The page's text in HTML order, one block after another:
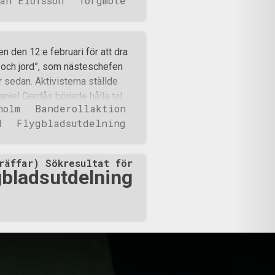
aktioner. På
åskådare, vilket
behövde även
ansökan samma dag och
någonstans i byn och
förbipasserande. Detta
den 12:e februari för att dra
jord”, som nästeschefen
sedan. Aktivisterna ställde
Gerdås började hålla tal.
en del av naturen. Människan
allt annat levande. Naturen
upphöra och vi måste
Specialframtagna flygblad på
intagit centrala Ängelholm
Banderollaktion
Flygbladsutdelning
Sökresultat för